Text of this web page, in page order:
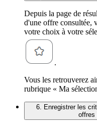
Depuis la page de
d'une offre consultée,
votre choix à votre
.
Vous les retrouverez
rubrique « Ma
6. Enregistrer les
offres